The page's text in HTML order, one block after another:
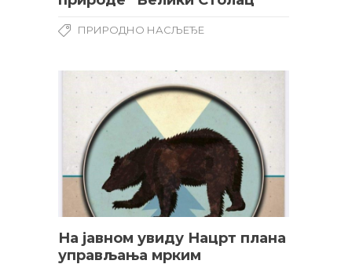
ПРИРОДНО НАСЉЕЂЕ
На јавном увиду Нацрт плана
управљања мрким